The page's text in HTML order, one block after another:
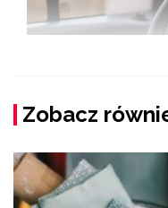
Zobacz